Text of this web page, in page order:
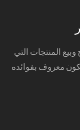
المنتجات التي
معروف بفوائده